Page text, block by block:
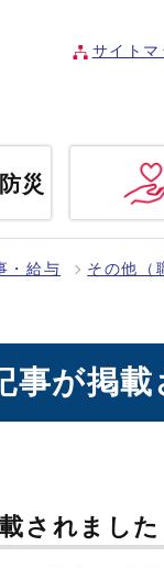
サイトマ
災
・給与 その他（
事が掲
されました